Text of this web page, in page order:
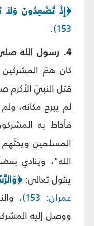
﴿إِذْ تُصْعِدُونَ وَلاَ
153).
4. رسول الله صلى الله عليه وآله وسلم جريحاً:
كان همّ
قتل النبيّ الأكرم
لم يبرح مكانه،
فأحاط به
المسلمين ويحثّهم
الله"، وينادي
يقول تعالى:
عمران: 153)
،
ووصل إليه